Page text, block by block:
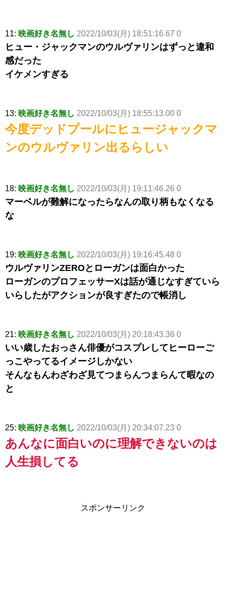
11: 映画好き名無し 2022/10/03(月) 18:51:16.67 0
ヒュー・ジャックマンのウルヴァリンはずっと違和
感だった
イケメンすぎる
13: 映画好き名無し 2022/10/03(月) 18:55:13.00 0
今度デッドプールにヒュージャックマ
ンのウルヴァリン出るらしい
18: 映画好き名無し 2022/10/03(月) 19:11:46.26 0
マーベルが難解になったらなんの取り柄もなくなる
な
19: 映画好き名無し 2022/10/03(月) 19:16:45.48 0
ウルヴァリンZEROとローガンは面白かった
ローガンのプロフェッサーXは話が通じなすぎていら
いらしたがアクションが良すぎたので帳消し
21: 映画好き名無し 2022/10/03(月) 20:18:43.36 0
いい歳したおっさん俳優がコスプレしてヒーローご
っこやってるイメージしかない
そんなもんわざわざ見てつまらんつまらんて暇なの
と
25: 映画好き名無し 2022/10/03(月) 20:34:07.23 0
あんなに面白いのに理解できないのは
人生損してる
スポンサーリンク